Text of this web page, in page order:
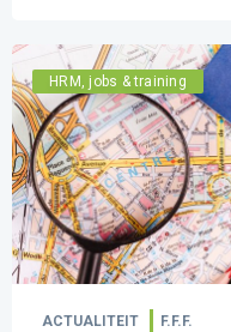
HRM, jobs & training
ACTUALITEIT F.F.F.